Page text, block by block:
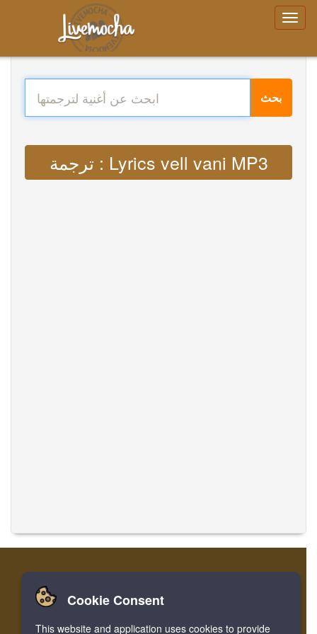
بحث
ترجمة : Lyrics vell vani MP3
الصفحة الرئيسية تسجيل الدخول
ترجمة الموسيقى
Cookie Consent
This website and application uses cookies to provide